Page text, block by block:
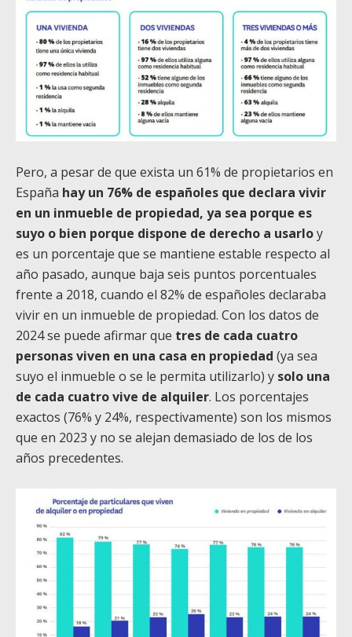
Pero, a pesar de que exista un 61% de propietarios en
España hay un 76% de españoles que declara vivir
en un inmueble de propiedad, ya sea porque es
suyo o bien porque dispone de derecho a usarloy
es un porcentaje que se mantiene estable respecto al
año pasado, aunque baja seis puntos porcentuales
frente a 2018, cuando el 82% de españoles declaraba
vivir en un inmueble de propiedad. Con los datos de
2024 se puede afirmar que tres de cada cuatro
personas viven en una casa en propiedad (ya sea
suyo el inmueble o se le permita utilizarlo) y solo una
de cada cuatro vive de alquiler. Los porcentajes
exactos (76% y 24%, respectivamente) son los mismos
que en 2023 y no se alejan demasiado de los de los
años precedentes.